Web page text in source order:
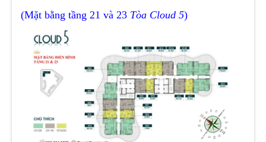
(Mặt bằng tầng 21 và 23 Tòa Cloud 5)